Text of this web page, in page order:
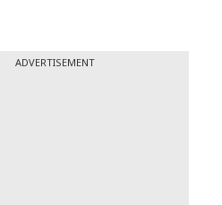
ADVERTISEMENT